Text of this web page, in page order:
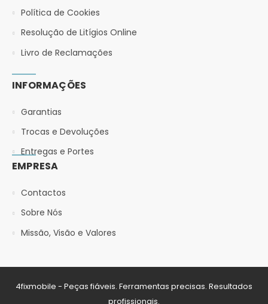
Política de Cookies
Resolução de Litígios Online
Livro de Reclamações
INFORMAÇÕES
Garantias
Trocas e Devoluções
Entregas e Portes
EMPRESA
Contactos
Sobre Nós
Missão, Visão e Valores
4fixmobile - Peças fiáveis. Ferramentas precisas. Resultados
profissionais.